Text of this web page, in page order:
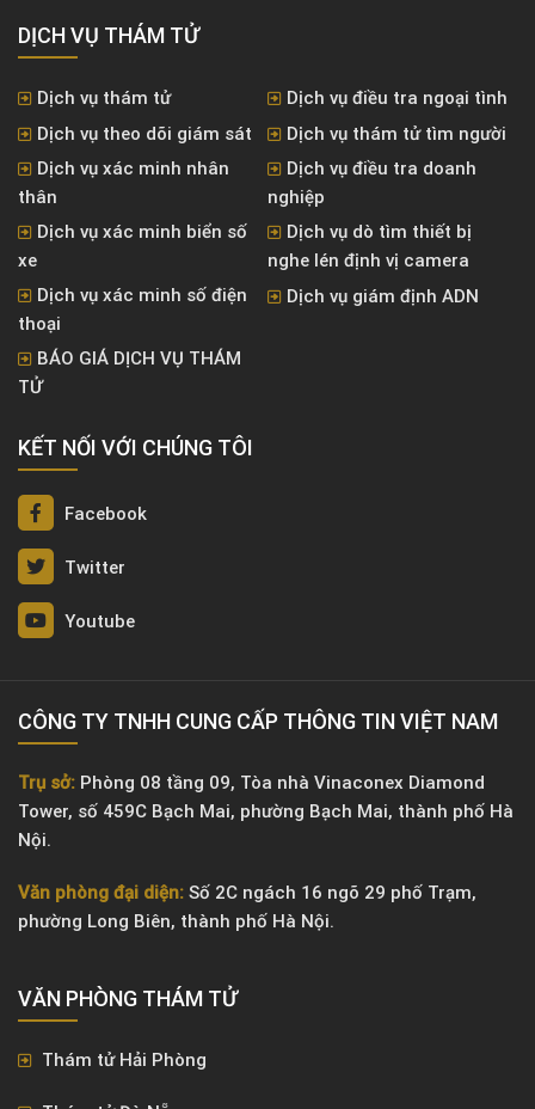
DỊCH VỤ THÁM TỬ
Dịch vụ thám tử
Dịch vụ điều tra ngoại tình
Dịch vụ theo dõi giám sát
Dịch vụ thám tử tìm người
Dịch vụ xác minh nhân
thân
Dịch vụ điều tra doanh
nghiệp
Dịch vụ xác minh biển số
xe
Dịch vụ dò tìm thiết bị
nghe lén định vị camera
Dịch vụ xác minh số điện
thoại
Dịch vụ giám định ADN
BÁO GIÁ DỊCH VỤ THÁM
TỬ
KẾT NỐI VỚI CHÚNG TÔI
Facebook
Twitter
Youtube
CÔNG TY TNHH CUNG CẤP THÔNG TIN VIỆT NAM
Trụ sở: Phòng 08 tầng 09, Tòa nhà Vinaconex Diamond
Tower, số 459C Bạch Mai, phường Bạch Mai, thành phố Hà
Nội.
Văn phòng đại diện: Số 2C ngách 16 ngõ 29 phố Trạm,
phường Long Biên, thành phố Hà Nội.
VĂN PHÒNG ​THÁM TỬ
Thám tử Hải Phòng